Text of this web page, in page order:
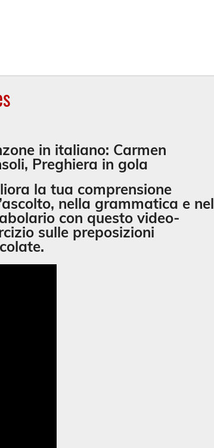
in italiano: Carmen
Preghiera in gola
la tua comprensione
nella grammatica e nel
con questo video-
sulle preposizioni
.